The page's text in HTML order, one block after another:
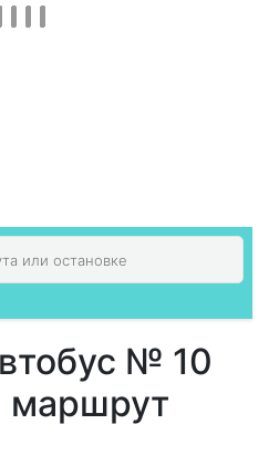
№ 10
маршрут